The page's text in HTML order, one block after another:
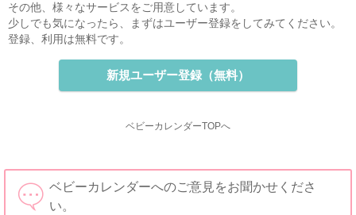
その他、様々なサービスをご用意しています。
少しでも気になったら、まずはユーザー登録をしてみてください。
登録、利用は無料です。
新規ユーザー登録（無料）
ベビーカレンダーTOPへ
ベビーカレンダーへのご意見をお聞かせくださ
い。